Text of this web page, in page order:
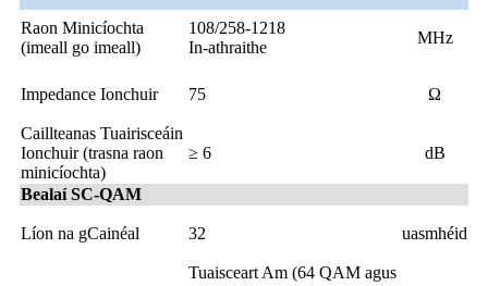
Raon Minicíochta
(imeall go imeall)
108/258-1218
In-athraithe
MHz
Impedance Ionchuir 75 Ω
Caillteanas Tuairisceáin
Ionchuir (trasna raon
minicíochta)
≥ 6 dB
Bealaí SC-QAM
Líon na gCainéal 32 uasmhéid
Tuaisceart Am (64 QAM agus